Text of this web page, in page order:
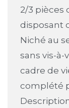
2/3 pièces
disposant
Niché au
sans vis-
cadre de
complété